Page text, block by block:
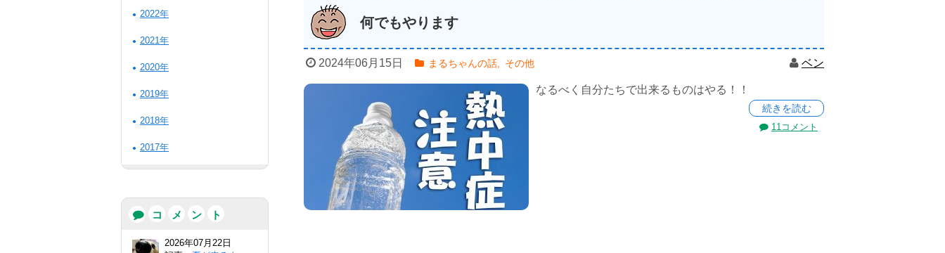
何でもやります
2024年06月15日 まるちゃんの話, その他 ベン
なるべく自分たちで出来るものはやる！！
続きを読む
11コメント
2022年
2021年
2020年
2019年
2018年
2017年
コ メ ン ト
2026年07月22日